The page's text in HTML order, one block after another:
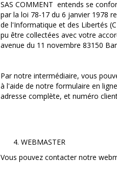
SAS COMMENT entends se
par la loi 78-17 du 6 janvier 1978
de l'Informatique et des Libertés
pu être collectées avec votre
avenue du 11 novembre 83150
Par notre intermédiaire, vous
à l'aide de notre formulaire en
adresse complète, et numéro
WEBMASTER
Vous pouvez contacter notre